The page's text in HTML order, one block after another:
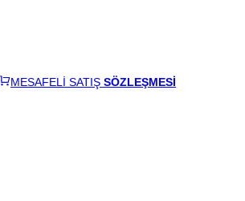
MESAFELİ SATIŞ SÖZLEŞMESİ